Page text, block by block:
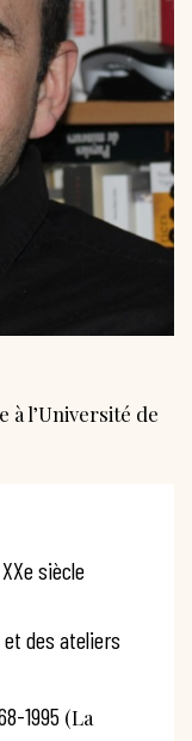
à l’Université de
siècle
des ateliers
1995 (La